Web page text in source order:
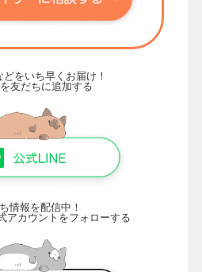
をいち早くお届け！
友だちに追加する
情報を配信中！
アカウントをフォローする